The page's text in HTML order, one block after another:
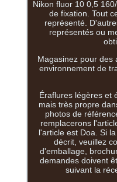
Nikon fluor 10 0,5
de fixation. Tout
représenté.
représentés ou
Magasinez pour des
environnement de
Éraflures légères et
mais très propre
photos de
remplacerons
l'article est Doa. Si
décrit, veuillez
d'emballage,
demandes doivent
suivant la